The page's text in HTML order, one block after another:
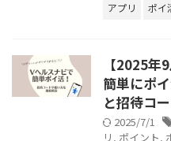
アプリ ポイ
【2025
簡単にポ
と招待コ
2025/7/1
リ , ポイント,